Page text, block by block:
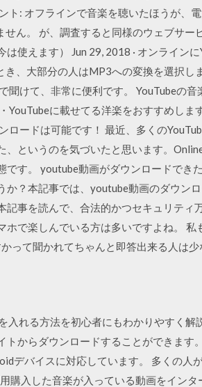
: オフラインで音楽を聴いたほうが、
ん。 が、調査すると同様のウェブサ
使えます） Jun 29, 2018 · オンライン
き、大部分の人はMP3への変換を選択
けて、非常に便利です。 YouTubeの
YouTubeに載せてる洋楽をおすすめし
ードは可能です！ 最近、多くの
、というのを気づいたと思います。
です。 youtube動画がダウンロードでき
？本記事では、youtube動画のダウン
事を読んで、合法的かつセキュリティ
で楽しんでいる方は多いですよね。
って聞かれてちゃんと即答出来る人は少
れる方法を初心者にもわかりやすく解
からダウンロードすることができます
デバイスに対応しています。 多くの人
購入した音楽が入っている動画をイン